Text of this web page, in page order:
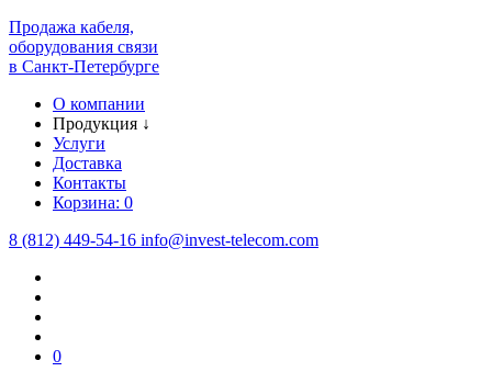
Продажа кабеля,
оборудования связи
в Санкт-Петербурге
О компании
Продукция ↓
Услуги
Доставка
Контакты
Корзина: 0
8 (812) 449-54-16 info@invest-telecom.com
0